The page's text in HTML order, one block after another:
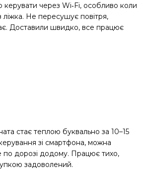
керувати через Wi‑Fi, особливо коли
ліжка. Не пересушує повітря,
Доставили швидко, все працює
стає теплою буквально за 10–15
зі смартфона, можна
по дорозі додому. Працює тихо,
задоволений.